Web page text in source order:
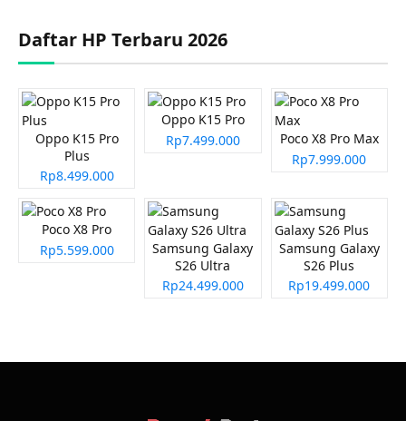
Daftar HP Terbaru 2026
Oppo K15 Pro
Plus
Rp8.499.000
Oppo K15 Pro
Rp7.499.000
Poco X8 Pro Max
Rp7.999.000
Poco X8 Pro
Rp5.599.000
Samsung Galaxy
S26 Ultra
Rp24.499.000
Samsung Galaxy
S26 Plus
Rp19.499.000